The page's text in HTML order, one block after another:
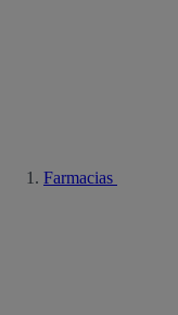
Farmacias